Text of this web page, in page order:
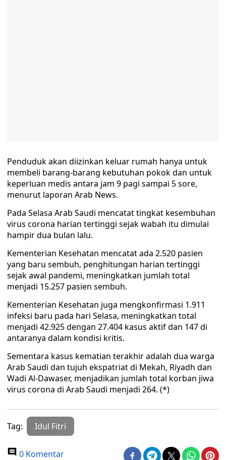
Penduduk akan diizinkan keluar rumah hanya untuk
membeli barang-barang kebutuhan pokok dan untuk
keperluan medis antara jam 9 pagi sampai 5 sore,
menurut laporan Arab News.
Pada Selasa Arab Saudi mencatat tingkat kesembuhan
virus corona harian tertinggi sejak wabah itu dimulai
hampir dua bulan lalu.
Kementerian Kesehatan mencatat ada 2.520 pasien
yang baru sembuh, penghitungan harian tertinggi
sejak awal pandemi, meningkatkan jumlah total
menjadi 15.257 pasien sembuh.
Kementerian Kesehatan juga mengkonfirmasi 1.911
infeksi baru pada hari Selasa, meningkatkan total
menjadi 42.925 dengan 27.404 kasus aktif dan 147 di
antaranya dalam kondisi kritis.
Sementara kasus kematian terakhir adalah dua warga
Arab Saudi dan tujuh ekspatriat di Mekah, Riyadh dan
Wadi Al-Dawaser, menjadikan jumlah total korban jiwa
virus corona di Arab Saudi menjadi 264. (*)
Tag: Idul Fitri
0 Komentar